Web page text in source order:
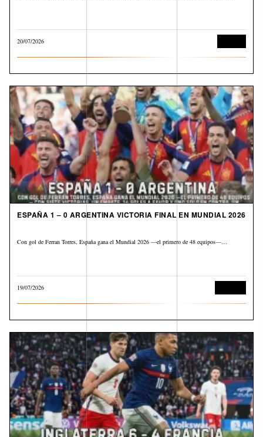
20/07/2026
ESPAÑA 1 – 0 ARGENTINA VICTORIA FINAL EN MUNDIAL 2026
Con gol de Ferran Torres, España gana el Mundial 2026 —el primero de 48 equipos—…
19/07/2026